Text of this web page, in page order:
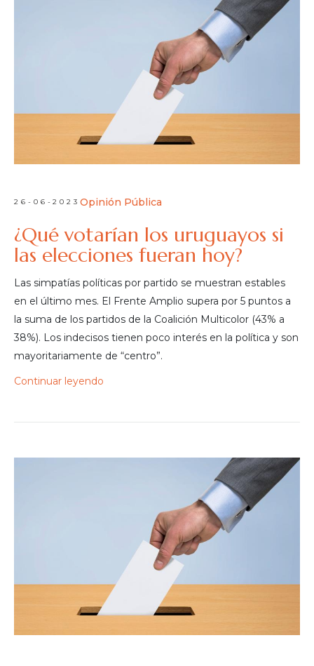
26-06-2023Opinión Pública
¿Qué votarían los uruguayos si
las elecciones fueran hoy?
Las simpatías políticas por partido se muestran estables
en el último mes. El Frente Amplio supera por 5 puntos a
la suma de los partidos de la Coalición Multicolor (43% a
38%). Los indecisos tienen poco interés en la política y son
mayoritariamente de “centro”.
Continuar leyendo